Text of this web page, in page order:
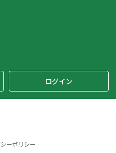
ログイン
ーポリシー